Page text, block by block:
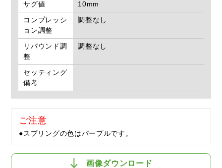
サグ値
10mm
コンプレッシ
ョン調整
調整なし
リバウンド調
整
調整なし
セッティング
備考
ご注意
●スプリングの色はパープルです。
画像ダウンロード